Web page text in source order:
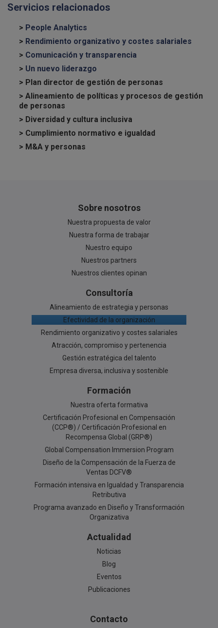
Servicios relacionados
> People Analytics
> Rendimiento organizativo y costes salariales
> Comunicación y transparencia
> Un nuevo liderazgo
> Plan director de gestión de personas
> Alineamiento de políticas y procesos de gestión
de personas
> Diversidad y cultura inclusiva
> Cumplimiento normativo e igualdad
> M&A y personas
Sobre nosotros
Nuestra propuesta de valor
Nuestra forma de trabajar
Nuestro equipo
Nuestros partners
Nuestros clientes opinan
Consultoría
Alineamiento de estrategia y personas
Efectividad de la organización
Rendimiento organizativo y costes salariales
Atracción, compromiso y pertenencia
Gestión estratégica del talento
Empresa diversa, inclusiva y sostenible
Formación
Nuestra oferta formativa
Certificación Profesional en Compensación
(CCP®) / Certificación Profesional en
Recompensa Global (GRP®)
Global Compensation Immersion Program
Diseño de la Compensación de la Fuerza de
Ventas DCFV®
Formación intensiva en Igualdad y Transparencia
Retributiva
Programa avanzado en Diseño y Transformación
Organizativa
Actualidad
Noticias
Blog
Eventos
Publicaciones
Contacto